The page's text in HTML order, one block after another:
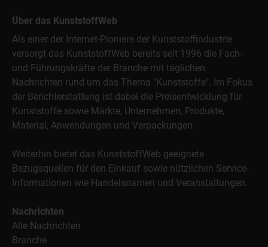
Über das KunststoffWeb
Als einer der Internet-Pioniere der Kunststoffindustrie
versorgt das KunststoffWeb bereits seit 1996 die Fach-
und Führungskräfte der Branche mit täglichen
Nachrichten rund um das Thema "Kunststoffe". Im Fokus
der Berichterstattung ist dabei die Preisentwicklung für
Kunststoffe sowie Märkte, Unternehmen, Produkte,
Material, Anwendungen und Verpackungen.
Weiterhin bietet das KunststoffWeb geeignete
Bezugsquellen für den Einkauf sowie nützlichen Service-
Informationen wie Handelsnamen und Veranstaltungen.
Nachrichten
Alle Nachrichten
Branche